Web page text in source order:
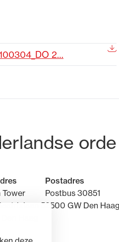
2…
en
Tower
5
Postadres
Postbus 30851
2500 GW Den Haag
Ondersteuning voor
beroepsuitoefening: